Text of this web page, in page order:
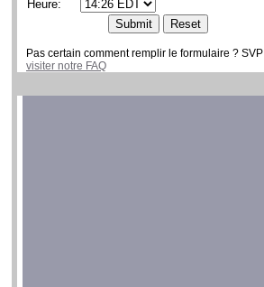
Heure:
Pas certain comment remplir le formulaire ? SVP
visiter notre FAQ